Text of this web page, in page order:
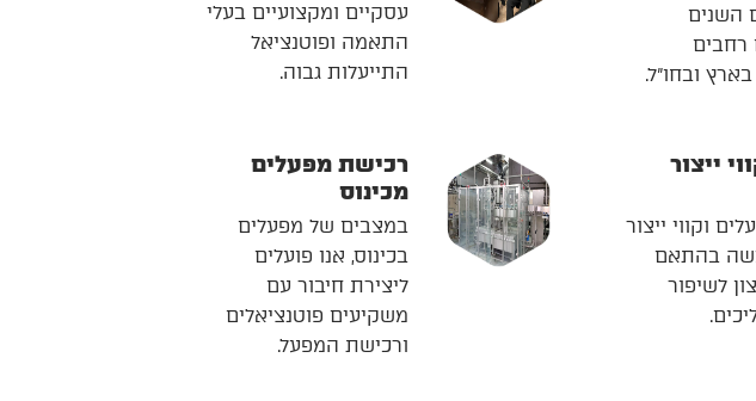
השנים
רחבים
ובחו"ל.
עסקיים ומקצועיים בעלי
התאמה ופוטנציאל
התייעלות גבוה.
ייצור
וקווי ייצור
בהתאם
לשיפור
רכישת מפעלים
מכינוס
במצבים של מפעלים
בכינוס, אנו פועלים
ליצירת חיבור עם
משקיעים פוטנציאלים
ורכישת המפעל.